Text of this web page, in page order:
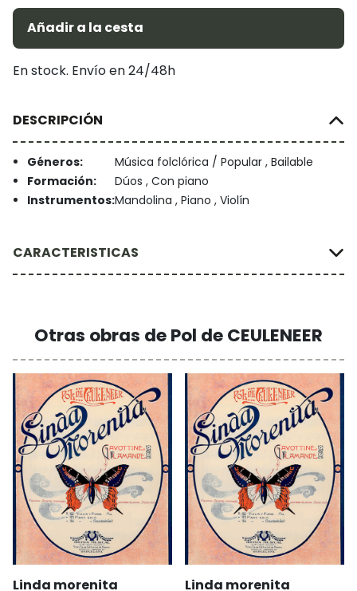
Añadir a la cesta
En stock. Envío en 24/48h
DESCRIPCIÓN
Géneros:
Música folclórica / Popular , Bailable
Formación:
Dúos , Con piano
Instrumentos:Mandolina , Piano , Violín
CARACTERISTICAS
Otras obras de Pol de CEULENEER
Linda morenita Linda morenita